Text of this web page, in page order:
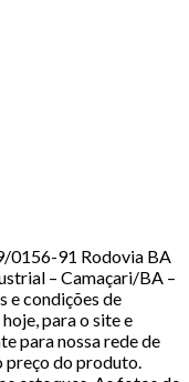
0156-91 Rodovia BA
– Camaçari/BA –
e condições de
para o site e
para nossa rede de
preço do produto.